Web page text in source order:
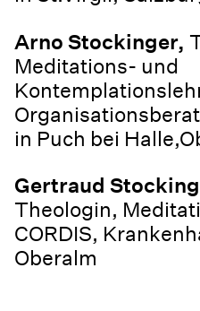
Arno Stockinger,
Meditations- und
in Puch bei
Gertraud
Theologin,
CORDIS,
Oberalm